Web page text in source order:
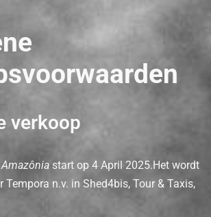
Amazônia start op 4 April 2025.Het wordt
Tempora n.v. in Shed4bis, Tour & Taxis,